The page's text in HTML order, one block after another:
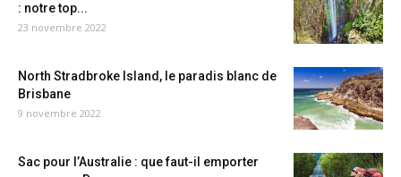
: notre top...
23 novembre 2022
North Stradbroke Island, le paradis blanc de
Brisbane
9 novembre 2022
Sac pour l’Australie : que faut-il emporter